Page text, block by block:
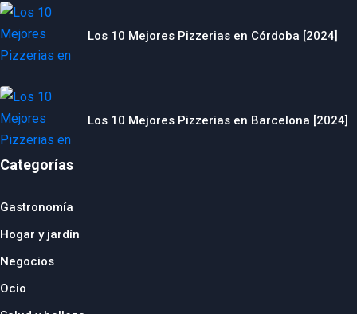
Los 10 Mejores Pizzerias en Córdoba [2024]
Los 10 Mejores Pizzerias en Barcelona [2024]
Categorías
Gastronomía
Hogar y jardín
Negocios
Ocio